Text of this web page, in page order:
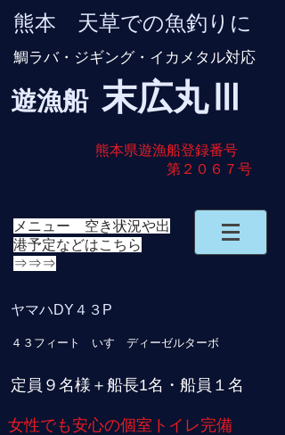
熊本 天草での魚釣りに
遊漁船​ 末広丸Ⅲ
鯛ラバ・ジギング・イカメタル対応
熊本県遊漁船登録番号
第２０６７号
メニュー 空き状況や出
港予定などはこちら
⇒⇒⇒
ヤマハDY４３P
４３フィート いすゞディーゼルターボ
定員９名様＋船長1名・船員１名
女性でも安心の個室トイレ完備